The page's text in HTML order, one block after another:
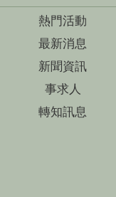
熱門活動
最新消息
新聞資訊
事求人
轉知訊息